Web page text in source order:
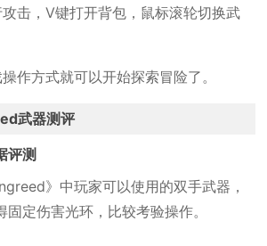
击，V键打开背包，鼠标滚轮切换武
作方式就可以开始探索冒险了。
武器测评
评测
》中玩家可以使用的双手武器，
定伤害光环，比较考验操作。